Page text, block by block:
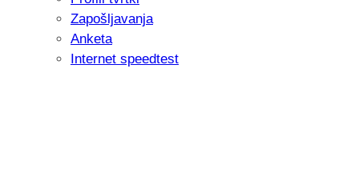
Zapošljavanja
Anketa
Internet speedtest